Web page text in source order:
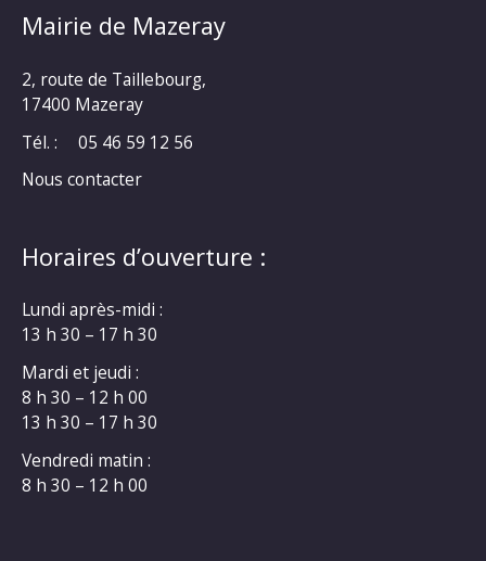
Mairie de Mazeray
2, route de Taillebourg,
17400 Mazeray
Tél. :
05 46 59 12 56
Nous contacter
Horaires d’ouverture :
Lundi après-midi :
13 h 30 – 17 h 30
Mardi et jeudi :
8 h 30 – 12 h 00
13 h 30 – 17 h 30
Vendredi matin :
8 h 30 – 12 h 00